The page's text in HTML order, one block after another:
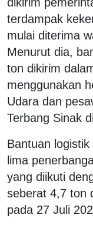
terdampak
mulai diterima
Menurut dia,
ton dikirim
menggunakan
Udara dan
Terbang Sinak
Bantuan
lima
yang diikuti
seberat 4,7 ton
pada 27 Juli